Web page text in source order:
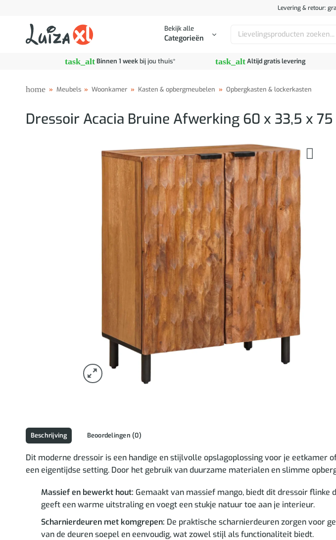
Levering & retour:
Bekijk alle
Categorieën
Zoeken
task_altBinnen 1 weekbij jou thuis* task_altAltijd gratis levering
home » Meubels » Woonkamer » Kasten & opbergmeubelen » Opbergkasten & lockerkasten
Dressoir Acacia Bruine Afwerking 60 x 33,5 x
Beschrijving Beoordelingen (0)
Dit moderne dressoir is een handige en stijlvolle opslagoplossing voor je
een eigentijdse setting. Door het gebruik van duurzame materialen en slimme
Massief en bewerkt hout: Gemaakt van massief mango, biedt dit dressoir
geeft een warme uitstraling en voegt een stukje natuur toe aan je interieur.
Scharnierdeuren met komgrepen: De praktische scharnierdeuren zorgen voor
van de deuren soepel en eenvoudig, wat zowel stijl als functionaliteit biedt.